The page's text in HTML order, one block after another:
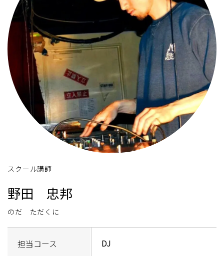
スクール講師
野田 忠邦
のだ ただくに
担当コース DJ